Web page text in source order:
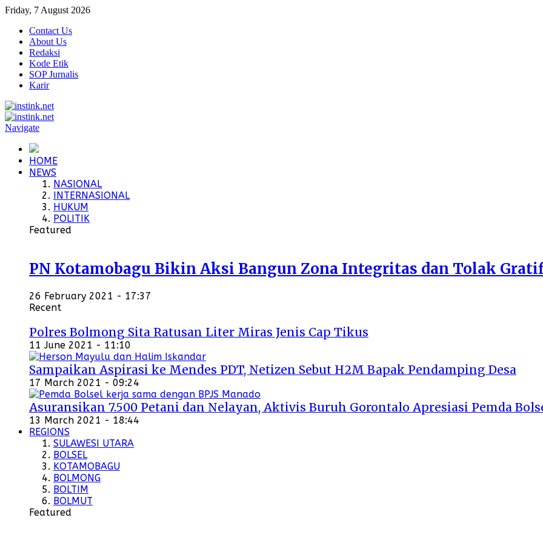
Friday, 7 August 2026
Contact Us
About Us
Redaksi
Kode Etik
SOP Jurnalis
Karir
Navigate
HOME
NEWS
NASIONAL
INTERNASIONAL
HUKUM
POLITIK
Featured
PN Kotamobagu Bikin Aksi Bangun Zona Integritas dan Tolak
26 February 2021 - 17:37
Recent
Polres Bolmong Sita Ratusan Liter Miras Jenis Cap Tikus
11 June 2021 - 11:10
Sampaikan Aspirasi ke Mendes PDT, Netizen Sebut H2M Bapak Pendamping Desa
17 March 2021 - 09:24
Asuransikan 7.500 Petani dan Nelayan, Aktivis Buruh Gorontalo Apresiasi Pemda
13 March 2021 - 18:44
REGIONS
SULAWESI UTARA
BOLSEL
KOTAMOBAGU
BOLMONG
BOLTIM
BOLMUT
Featured